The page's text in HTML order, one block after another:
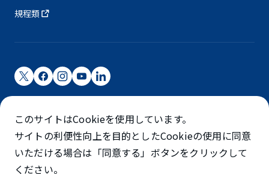
規程類
成田国際空港株式会社
成田国際空港は成田国際空港㈱（NAA）が運営しています
©NARITA INTERNATIONAL AIRPORT CORPORATION
このサイトはCookieを使用しています。
サイトの利便性向上を目的としたCookieの使用に同意
いただける場合は「同意する」ボタンをクリックして
ください。